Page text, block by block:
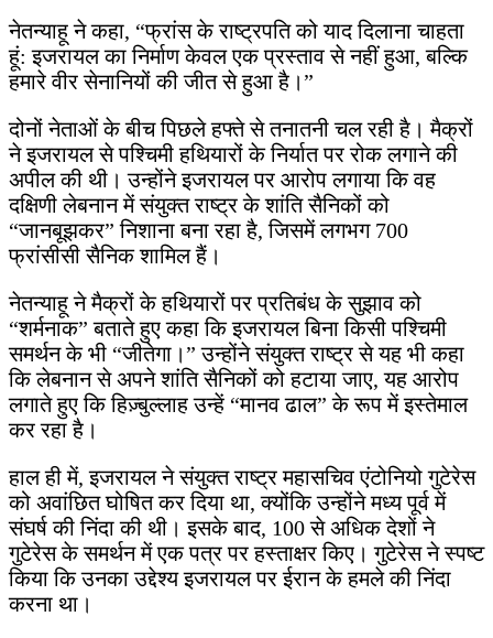
नेतन्याहू ने कहा, “फ्रांस के राष्ट्रपति को याद दिलाना चाहता
हूं: इजरायल का निर्माण केवल एक प्रस्ताव से नहीं हुआ, बल्कि
हमारे वीर सेनानियों की जीत से हुआ है।”
दोनों नेताओं के बीच पिछले हफ्ते से तनातनी चल रही है। मैक्रों
ने इजरायल से पश्चिमी हथियारों के निर्यात पर रोक लगाने की
अपील की थी। उन्होंने इजरायल पर आरोप लगाया कि वह
दक्षिणी लेबनान में संयुक्त राष्ट्र के शांति सैनिकों को
“जानबूझकर” निशाना बना रहा है, जिसमें लगभग 700
फ्रांसीसी सैनिक शामिल हैं।
नेतन्याहू ने मैक्रों के हथियारों पर प्रतिबंध के सुझाव को
“शर्मनाक” बताते हुए कहा कि इजरायल बिना किसी पश्चिमी
समर्थन के भी “जीतेगा।” उन्होंने संयुक्त राष्ट्र से यह भी कहा
कि लेबनान से अपने शांति सैनिकों को हटाया जाए, यह आरोप
लगाते हुए कि हिज़्बुल्लाह उन्हें “मानव ढाल” के रूप में इस्तेमाल
कर रहा है।
हाल ही में, इजरायल ने संयुक्त राष्ट्र महासचिव एंटोनियो गुटेरेस
को अवांछित घोषित कर दिया था, क्योंकि उन्होंने मध्य पूर्व में
संघर्ष की निंदा की थी। इसके बाद, 100 से अधिक देशों ने
गुटेरेस के समर्थन में एक पत्र पर हस्ताक्षर किए। गुटेरेस ने स्पष्ट
किया कि उनका उद्देश्य इजरायल पर ईरान के हमले की निंदा
करना था।